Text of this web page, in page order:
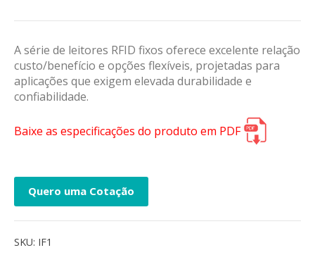
A série de leitores RFID fixos oferece excelente relação
custo/benefício e opções flexíveis, projetadas para
aplicações que exigem elevada durabilidade e
confiabilidade.
Baixe as especificações do produto em PDF
Quero uma Cotação
SKU: IF1